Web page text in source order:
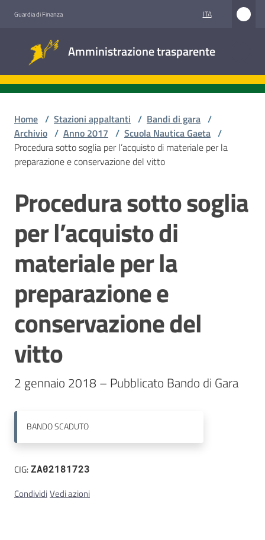
Guardia di Finanza ITA
Amministrazione trasparente
trasparente
Accesso
civico
Stazioni
appaltanti
Contatti
Home / Stazioni appaltanti / Bandi di gara /
Archivio / Anno 2017 / Scuola Nautica Gaeta /
Procedura sotto soglia per l’acquisto di materiale per la
preparazione e conservazione del vitto
Salta al contenuto
Procedura sotto soglia
per l’acquisto di
materiale per la
preparazione e
conservazione del
vitto
BANDOSCADUTO
CIG:ZA02181723
CondividiVedi azioni